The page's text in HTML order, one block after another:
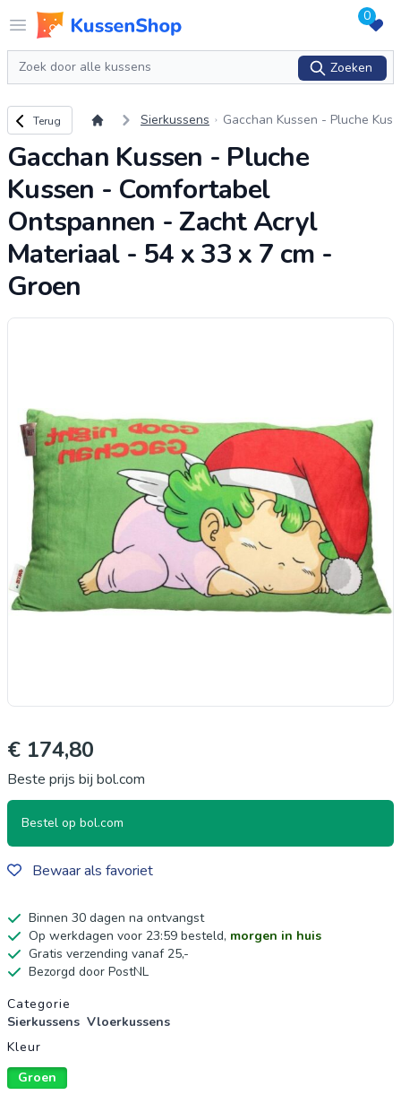
Open menu
Logo www.kussenshop.nl 0
Zoeken
Zoeken
Terug naar overzicht
Terug Sierkussens
Gacchan Kussen - Pluche Kus
n - Zacht Acryl Materiaal - 54
Gacchan Kussen - Pluche
Kussen - Comfortabel
Ontspannen - Zacht Acryl
Materiaal - 54 x 33 x 7 cm -
Groen
€ 174,80
Beste prijs bij bol.com
Bestel op bol.com
Bewaar als favoriet
Binnen 30 dagen na ontvangst
Op werkdagen voor 23:59 besteld, morgen in huis
Gratis verzending vanaf 25,-
Bezorgd door PostNL
Productgegevens
Categorie
Sierkussens Vloerkussens
Kleur
Groen